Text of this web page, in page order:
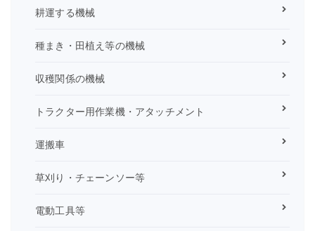
耕運する機械
種まき・田植え等の機械
収穫関係の機械
トラクター用作業機・アタッチメント
運搬車
草刈り・チェーンソー等
電動工具等